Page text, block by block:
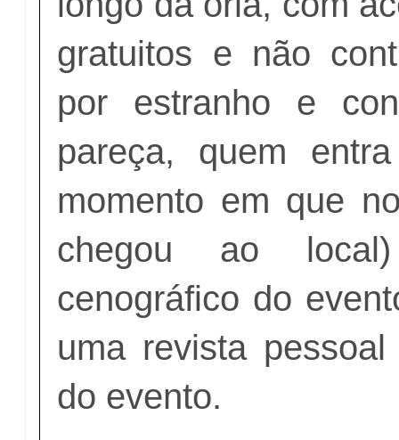
gratuitos e não
por estranho e
pareça, quem
momento em que
chegou ao
cenográfico do
uma revista
do evento.